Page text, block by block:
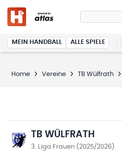
MEIN HANDBALL ALLE SPIELE
Home Vereine TB Wülfrath
TB WÜLFRATH
3. Liga Frauen (2025/2026)